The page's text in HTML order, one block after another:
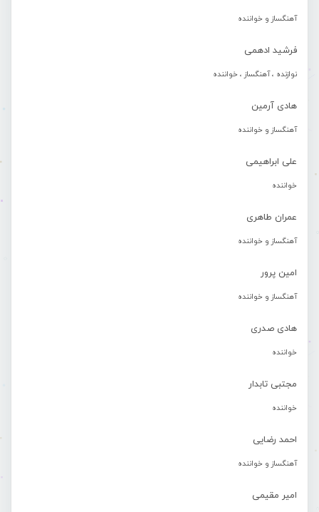
آهنگساز و خواننده
فرشید ادهمی
نوازنده ، آهنگساز ، خواننده
هادی آرمین
آهنگساز و خواننده
علی ابراهیمی
خواننده
عمران طاهری
آهنگساز و خواننده
امین پرور
آهنگساز و خواننده
هادی صدری
خواننده
مجتبی تابدار
خواننده
احمد رضایی
آهنگساز و خواننده
امیر مقیمی